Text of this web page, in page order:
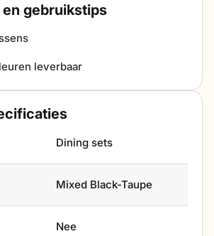
gebruikstips
leverbaar
Dining sets
Mixed Black-Taupe
Nee